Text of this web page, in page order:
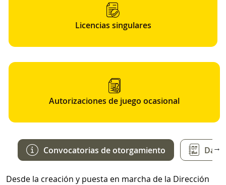
Licencias singulares
Autorizaciones de juego ocasional
→
Convocatorias de otorgamiento
Desde la creación y puesta en marcha de la Dirección